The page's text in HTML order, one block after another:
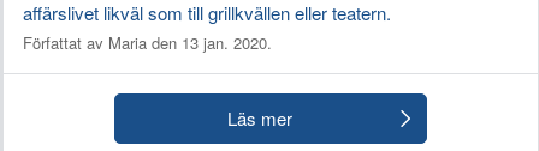
affärslivet likväl som till grillkvällen eller teatern.
Författat av Maria den 13 jan. 2020.
Läs mer